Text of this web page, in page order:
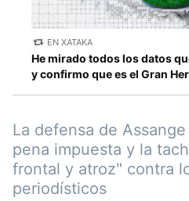
EN XATAKA
He mirado todos los datos
y confirmo que es el Gran
La defensa de
pena impuesta y la
frontal y atroz" contra
periodísticos